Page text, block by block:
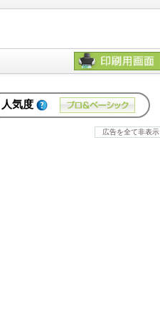
人気度
広告を全て非表示